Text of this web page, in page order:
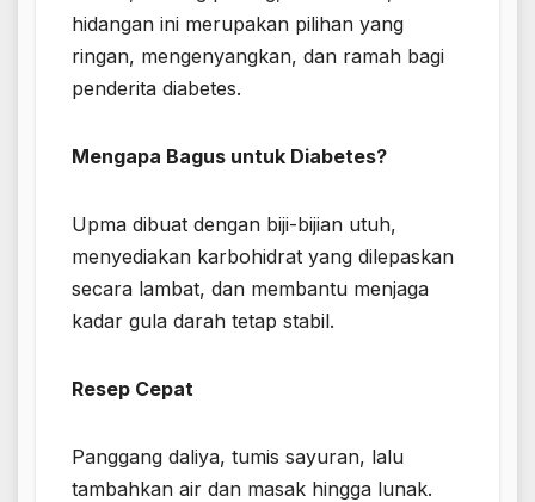
hidangan ini merupakan pilihan yang
ringan, mengenyangkan, dan ramah bagi
penderita diabetes.
Mengapa Bagus untuk Diabetes?
Upma dibuat dengan biji-bijian utuh,
menyediakan karbohidrat yang dilepaskan
secara lambat, dan membantu menjaga
kadar gula darah tetap stabil.
Resep Cepat
Panggang daliya, tumis sayuran, lalu
tambahkan air dan masak hingga lunak.